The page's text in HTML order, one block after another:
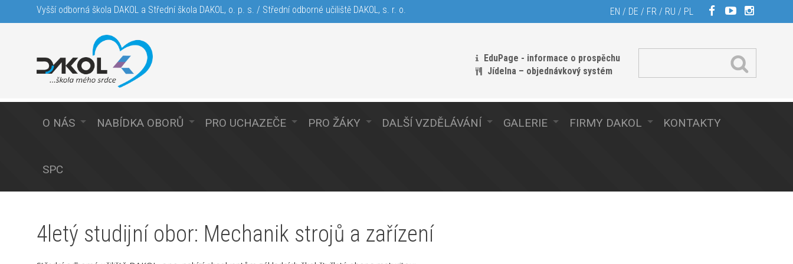
Vyšší odborná škola DAKOL a Střední škola DAKOL, o. p. s. / Střední odborné učiliště DAKOL, s. r. o. EN / DE / FR / RU / PL
EduPage - informace o prospěchu
Jídelna – objednávkový systém
O NÁS NABÍDKA OBORŮ PRO UCHAZEČE PRO ŽÁKY DALŠÍ VZDĚLÁVÁNÍ GALERIE FIRMY DAKOL KONTAKTY
SPC
4letý studijní obor: Mechanik strojů a zařízení